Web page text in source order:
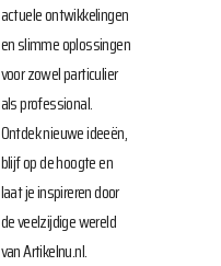
actuele ontwikkelingen
en slimme oplossingen
voor zowel particulier
als professional.
Ontdek nieuwe ideeën,
blijf op de hoogte en
laat je inspireren door
de veelzijdige wereld
van Artikelnu.nl.